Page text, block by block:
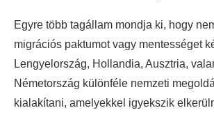
Egyre több tagállam mondja ki, hogy
migrációs paktumot vagy mentességet
Lengyelország, Hollandia, Ausztria,
Németország különféle nemzeti
kialakítani, amelyekkel igyekszik